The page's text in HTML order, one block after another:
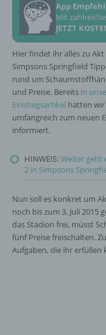
App
Mit
JETZT
Hier findet ihr alles zu Akt
Simpsons Springfield
rund um
und Preise. Bereits in
Einstiegsartikel hatten wir
umfangreich zum neuen
informiert.
HINWEIS:Weiter geht
2 in Simpsons
Nun soll es konkret um
noch bis zum 3. Juli 2015
das Stadion frei, müsst
fünf Preise freischalten.
Aufgaben, die ihr erfüllen